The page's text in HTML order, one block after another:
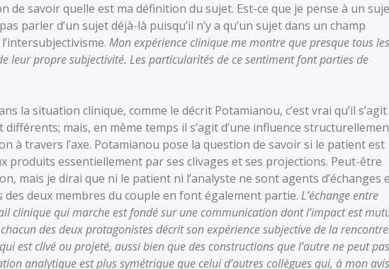
de savoir quelle est ma définition du sujet. Est-ce que je pense à un
parler d’un sujet déjà-là puisqu’il n’y a qu’un sujet dans un champ
Mon expérience clinique me montre que presque tous les
leur propre subjectivité. Les particularités de ce sentiment font parties de
la situation clinique, comme le décrit Potamianou, c’est vrai qu’il s’agit
mais, en même temps il s’agit d’une influence
à travers l’axe. Potamianou pose la question de savoir si le patient est
produits essentiellement par ses clivages et ses projections. Peut-être
mais je dirai que ni le patient ni l’analyste ne sont agents d’échanges
deux membres du couple en font également partie. L’échange entre
clinique qui marche est fondé sur une communication dont l’impact est
des deux protagonistes décrit son expérience subjective de la rencontre.
est clivé ou projeté, aussi bien que des constructions que l’autre ne peut pas
analytique est plus symétrique que celui d’autres collègues qui, à mon